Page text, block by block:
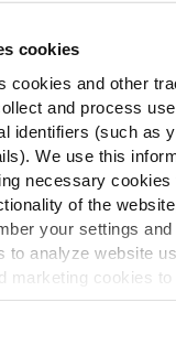
cookies
cookies and other
and process
identifiers (such as
We use this
necessary
of the
your settings and
to analyze website
marketing cookies to
and advertising.
logistiche